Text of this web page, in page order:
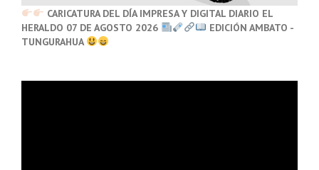
CARICATURA DEL DÍA IMPRESA Y DIGITAL DIARIO EL
HERALDO 07 DE AGOSTO 2026
EDICIÓN AMBATO -
TUNGURAHUA